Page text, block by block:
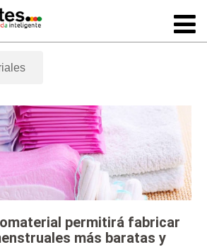
permitirá fabricar
más baratas y